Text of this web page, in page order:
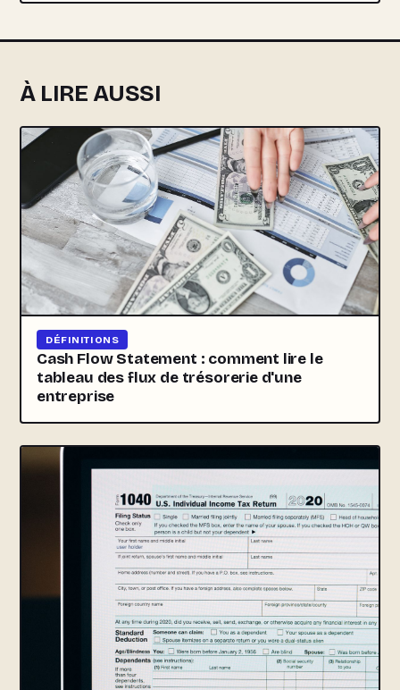
À LIRE AUSSI
DÉFINITIONS
Cash Flow Statement : comment lire le
tableau des flux de trésorerie d'une
entreprise